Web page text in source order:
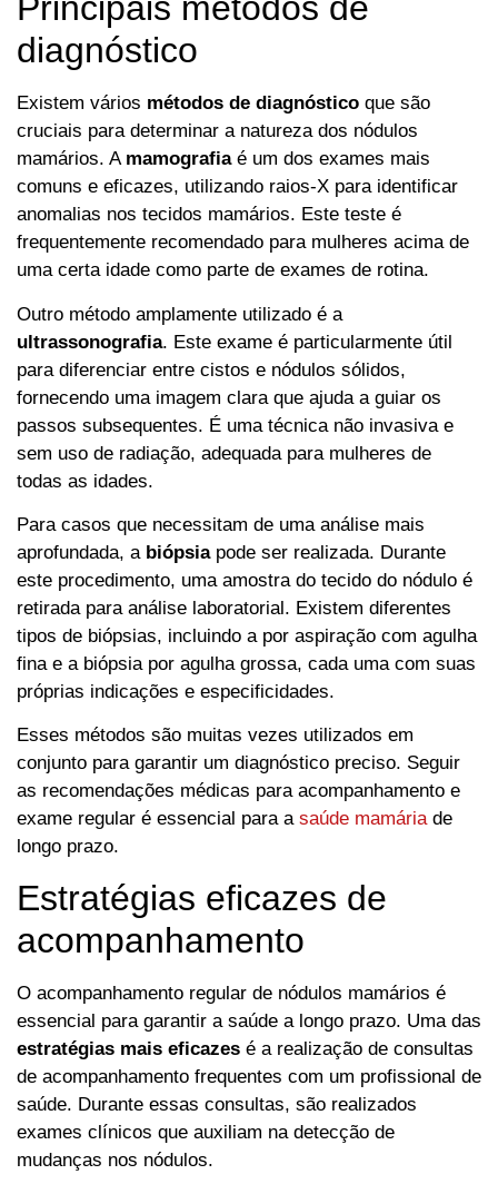
Principais métodos de
diagnóstico
Existem vários métodos de diagnóstico que são
cruciais para determinar a natureza dos nódulos
mamários. A mamografiaé um dos exames mais
comuns e eficazes, utilizando raios-X para identificar
anomalias nos tecidos mamários. Este teste é
frequentemente recomendado para mulheres acima de
uma certa idade como parte de exames de rotina.
Outro método amplamente utilizado é a
ultrassonografia. Este exame é particularmente útil
para diferenciar entre cistos e nódulos sólidos,
fornecendo uma imagem clara que ajuda a guiar os
passos subsequentes. É uma técnica não invasiva e
sem uso de radiação, adequada para mulheres de
todas as idades.
Para casos que necessitam de uma análise mais
aprofundada, a biópsiapode ser realizada. Durante
este procedimento, uma amostra do tecido do nódulo é
retirada para análise laboratorial. Existem diferentes
tipos de biópsias, incluindo a por aspiração com agulha
fina e a biópsia por agulha grossa, cada uma com suas
próprias indicações e especificidades.
Esses métodos são muitas vezes utilizados em
conjunto para garantir um diagnóstico preciso. Seguir
as recomendações médicas para acompanhamento e
exame regular é essencial para a saúde mamáriade
longo prazo.
Estratégias eficazes de
acompanhamento
O acompanhamento regular de nódulos mamários é
essencial para garantir a saúde a longo prazo. Uma das
estratégias mais eficazes é a realização de consultas
de acompanhamento frequentes com um profissional de
saúde. Durante essas consultas, são realizados
exames clínicos que auxiliam na detecção de
mudanças nos nódulos.